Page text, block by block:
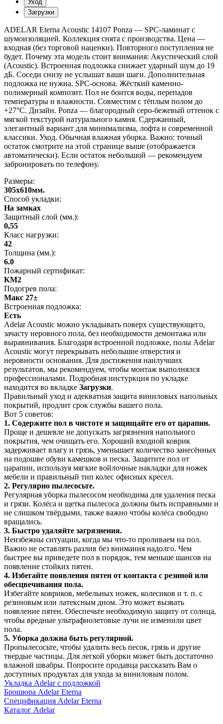
Уход
Загрузки
ADELAR Eterna Acoustic 14107 Ponza — SPC-ламинат с
шумоизоляцией. Коллекция снята с производства. Цена —
входная (без торговой наценки). Повторного поступления не
будет. Почему эта модель стоит внимания: Акустический слой
(Acoustic). Встроенная подложка снижает ударный шум до 19
дБ. Соседи снизу не услышат ваши шаги. Дополнительная
подложка не нужна. SPC-основа. Жёсткий каменно-
полимерный композит. Пол не боится воды, перепадов
температуры и влажности. Совместим с тёплым полом до
+27°C. Дизайн. Ponza — благородный серо-бежевый оттенок с
мягкой текстурой натурального камня. Сдержанный,
элегантный вариант для минимализма, лофта и современной
классики. Уход. Обычная влажная уборка. Важно: точный
остаток смотрите на этой странице выше (отображается
автоматически). Если остаток небольшой — рекомендуем
забронировать по телефону.
Размеры:
305x610мм.
Способ укладки:
На замках
Защитный слой (мм.):
0,55
Класс нагрузки:
42
Толщина (мм.):
6.0
Пожарный сертификат:
КМ2
Подогрев пола:
Макс 27±
Встроенная подложка:
Есть
Adelar Acoustic можно укладывать поверх существующего,
зачасту неровного пола, без необходимости демонтажа или
выравнивания. Благодаря встроенной подложке, полы Adelar
Acoustic могут перекрывать небольшие отверстия и
неровности основания. Для достижения наилучших
результатов, мы рекомендуем, чтобы монтаж выполнялся
профессионалами. Подробная инстуркция по укладке
находится во вкладке Загрузки.
Правильный уход и адекватная защита виниловых напольных
покрытий, продлит срок службы вашего пола.
Вот 5 советов:
1. Содержите пол в чистоте и защищайте его от царапин.
Проще и дешевле не допускать загрязнения напольного
покрытия, чем очищать его. Хороший входной коврик
задерживает влагу и грязь, уменьшает количество занесённых
на подошве обуви камешков и песка. Защитите пол от
царапин, используя мягкие войлочные накладки для ножек
мебели и правильный тип колес офисных кресел.
2. Регулярно пылесосьте.
Регулярная уборка пылесосом необходима для удаления песка
и грязи. Колёса и щетка пылесоса должны быть исправными и
не слишком твёрдыми, также важно чтобы колёса свободно
вращались.
3. Быстро удаляйте загрязнения.
Неизбежны ситуации, когда мы что-то проливаем на пол.
Важно не оставлять разлив без внимания надолго. Чем
быстрее вы приведете пол в порядок, тем меньше шансов на
появление стойких пятен.
4. Избегайте появления пятен от контакта с резиной или
обесцвечивания пола.
Избегайте ковриков, мебельных ножек, колесиков и т. п. с
резиновым или латексным дном. Это может вызвать
появление пятен. Обеспечьте необходимую защиту от солнца,
чтобы вредные ультрафиолетовые лучи не изменили цвет
пола.
5. Уборка должна быть регулярной.
Пропылесосьте, чтобы удалить весь песок, грязь и другие
твердые частицы. Для легкой уборки может быть достаточно
влажной швабры. Попросите продавца рассказать Вам о
доступных продуктах для ухода за виниловым полом.
Укладка Adelar с подложкой
Брошюра Adelar Eterna
Спецификация Adelar Eterna
Каталог Adelar